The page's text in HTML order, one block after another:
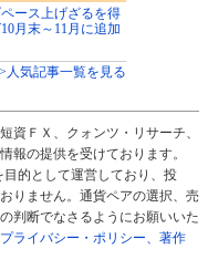
ース上げざるを得
月末～11月に追加
人気記事一覧を見る
資ＦＸ、クォンツ・リサーチ、
報の提供を受けております。
的として運営しており、投
りません。通貨ペアの選択、売
判断でなさるようにお願いいた
プライバシー・ポリシー、著作